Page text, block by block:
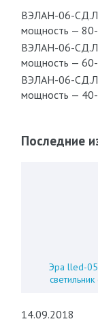
ВЭЛАН-06-
мощность —
ВЭЛАН-06-
мощность —
ВЭЛАН-06-
мощность —
Последние
Эра lled-
14.09.2018